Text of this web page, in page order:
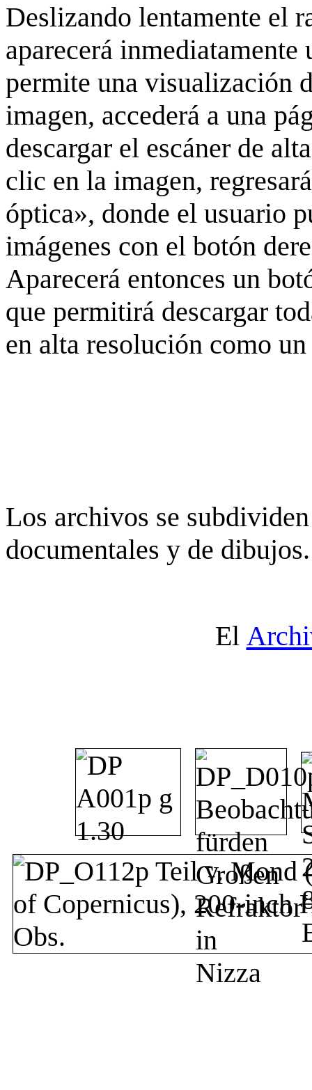
Deslizando lentamente el
aparecerá
permite una visualización
imagen, accederá a una
descargar el escáner de
clic en la imagen,
óptica», donde el usuario
imágenes con el botón
Aparecerá entonces un
que permitirá descargar
en alta resolución como
Los archivos se
documentales y de dibujos.
El